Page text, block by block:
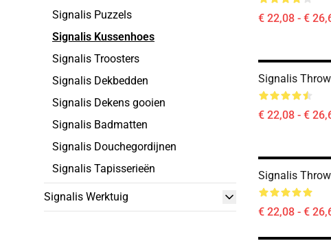
Signalis Puzzels
Signalis Kussenhoes
Signalis Troosters
Signalis Dekbedden
Signalis Dekens gooien
Signalis Badmatten
Signalis Douchegordijnen
Signalis Tapisserieën
Signalis Werktuig
€ 22,08 - €
Signalis
€ 22,08 - €
Signalis
€ 22,08 - €